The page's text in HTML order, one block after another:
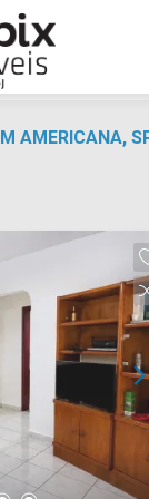
AMERICANA,